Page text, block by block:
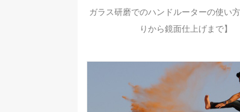
ガラス研磨でのハンドルーターの使い
りから鏡面仕上げまで】